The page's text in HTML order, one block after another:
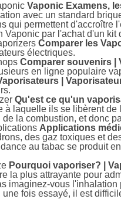
Vaponic Examens,
avec un standard
qui permettent
par l'achat d'un kit
Comparer les
électriques.
Comparer souvenirs |
en ligne populaire
|
Qu'est ce qu'un
à laquelle ils se libèrent
la combustion, et donc
Applications
des gaz toxiques et
au tabac se produit
Pourquoi vaporiser? |
la plus attrayante pour
imaginez-vous
fois essayé, il est